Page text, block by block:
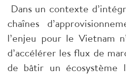
Dans un contexte
chaînes
l’enjeu pour le Vietnam
d’accélérer les flux de
de bâtir un écosystème